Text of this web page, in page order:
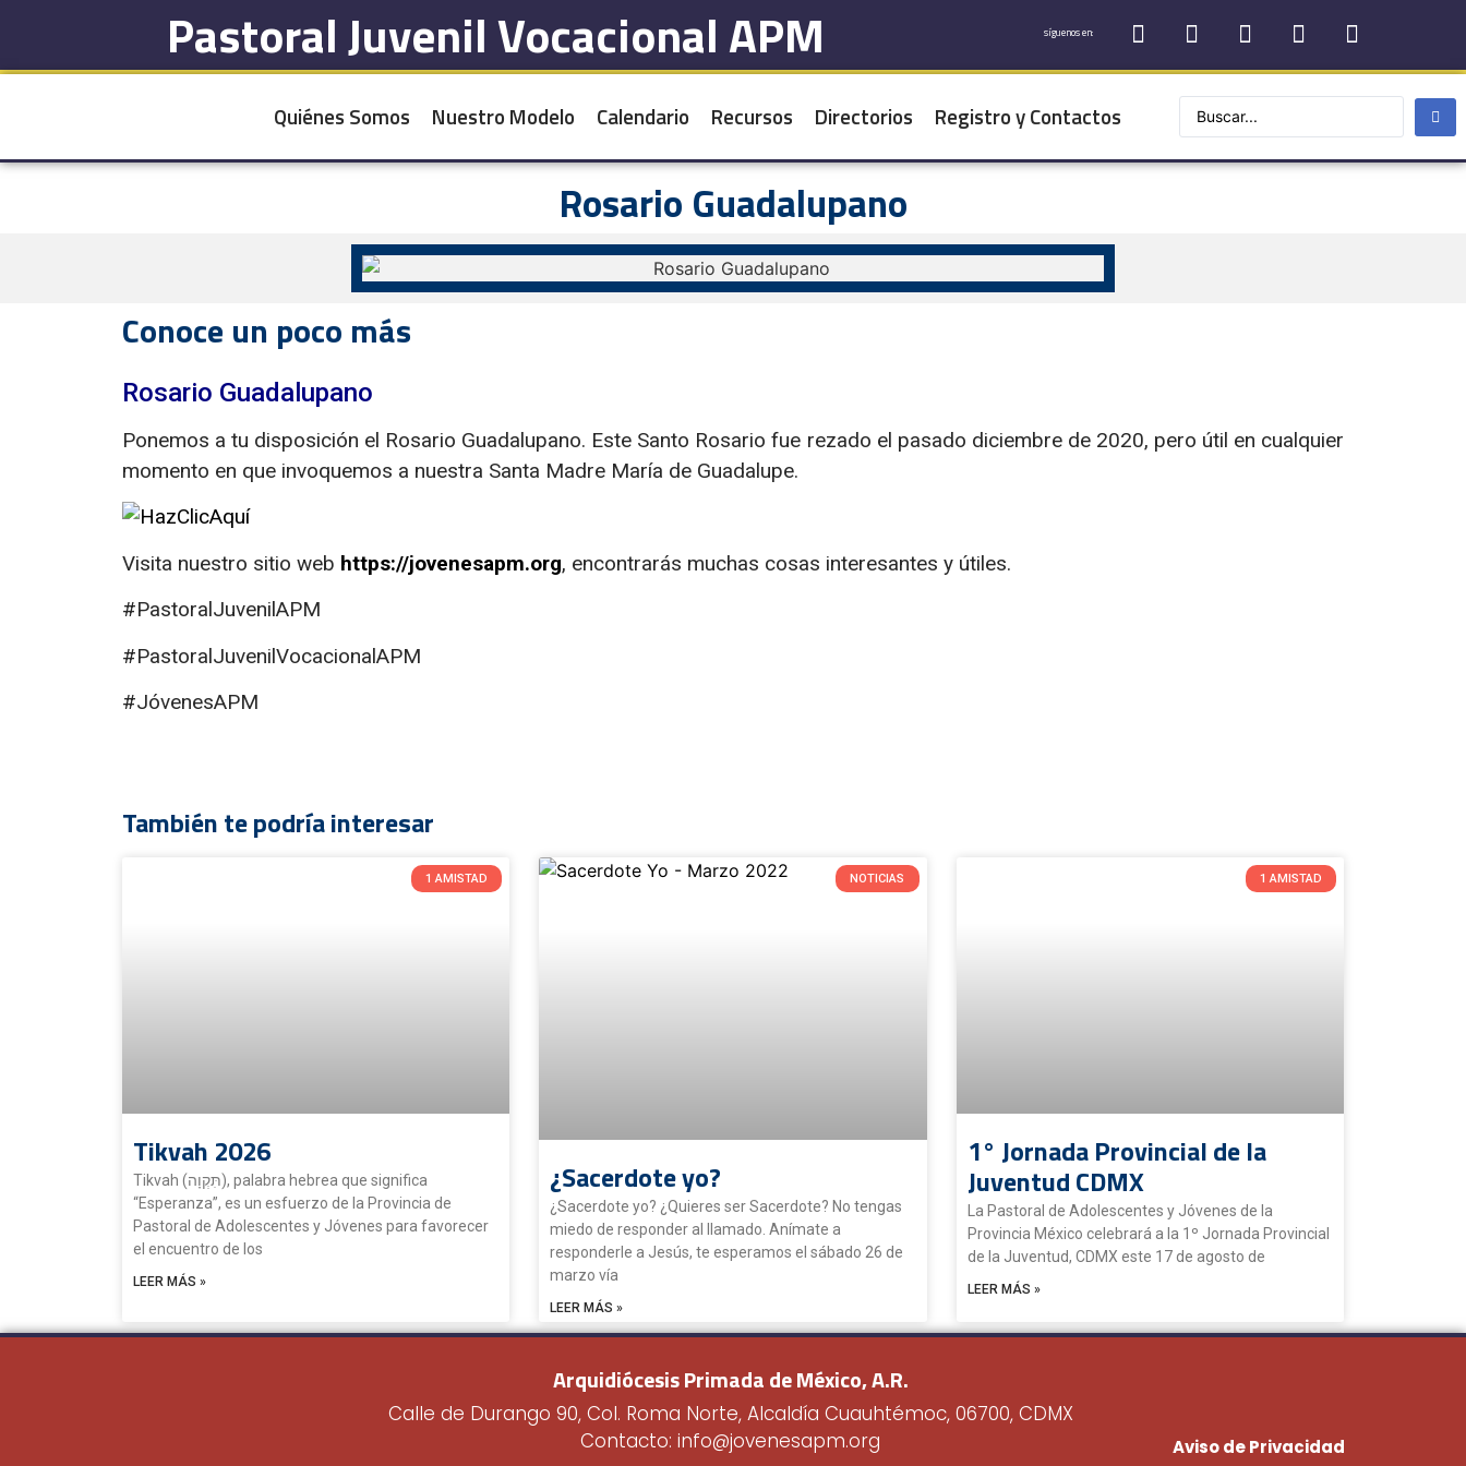
Pastoral Juvenil Vocacional APM síguenos en:
Quiénes Somos Nuestro Modelo Calendario Recursos Directorios Registro y Contactos
Rosario Guadalupano
Conoce un poco más
Rosario Guadalupano
Ponemos a tu disposición el Rosario Guadalupano. Este Santo Rosario fue rezado el pasado diciembre de 2020, pero útil en cualquier
momento en que invoquemos a nuestra Santa Madre María de Guadalupe.
Visita nuestro sitio web https://jovenesapm.org, encontrarás muchas cosas interesantes y útiles.
#PastoralJuvenilAPM
#PastoralJuvenilVocacionalAPM
#JóvenesAPM
También te podría interesar
1 AMISTAD
Tikvah 2026
Tikvah (תִּקְוָה), palabra hebrea que significa
“Esperanza”, es un esfuerzo de la Provincia de
Pastoral de Adolescentes y Jóvenes para favorecer
el encuentro de los
LEER MÁS »
NOTICIAS
¿Sacerdote yo?
¿Sacerdote yo? ¿Quieres ser Sacerdote? No tengas
miedo de responder al llamado. Anímate a
responderle a Jesús, te esperamos el sábado 26 de
marzo vía
LEER MÁS »
1 AMISTAD
1° Jornada Provincial de la
Juventud CDMX
La Pastoral de Adolescentes y Jóvenes de la
Provincia México celebrará a la 1º Jornada Provincial
de la Juventud, CDMX este 17 de agosto de
LEER MÁS »
Arquidiócesis Primada de México, A.R.
Calle de Durango 90, Col. Roma Norte, Alcaldía Cuauhtémoc, 06700, CDMX
Contacto: info@jovenesapm.org
Aviso de Privacidad